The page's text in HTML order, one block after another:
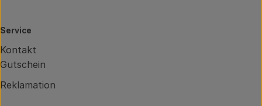
Service
Kontakt
Gutschein
Reklamation